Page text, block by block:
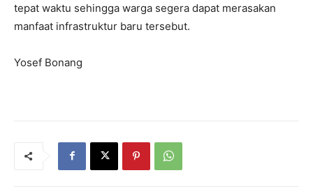
tepat waktu sehingga warga segera dapat merasakan
manfaat infrastruktur baru tersebut.
Yosef Bonang